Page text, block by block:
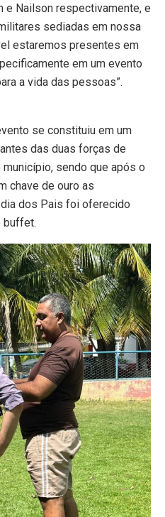
e Nailson respectivamente, e
sediadas em nossa
estaremos presentes em
em um evento
a vida das pessoas”.
se constituiu em um
das duas forças de
sendo que após o
chave de ouro as
dos Pais foi oferecido
buffet.